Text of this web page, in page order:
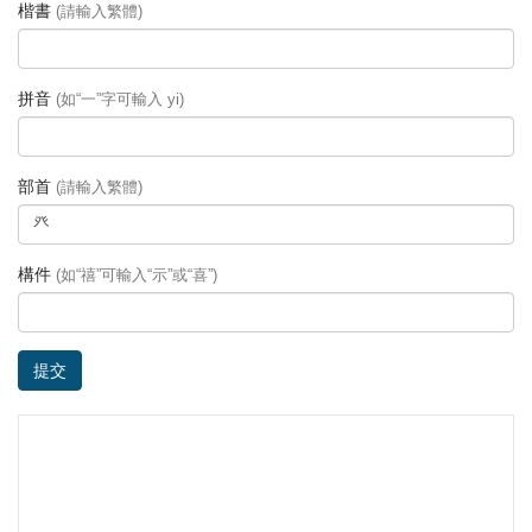
楷書 (請輸入繁體)
拼音 (如“一”字可輸入 yi)
部首 (請輸入繁體)
構件 (如“禧”可輸入“示”或“喜”)
提交